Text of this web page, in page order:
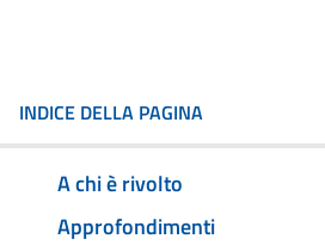
INDICE DELLA PAGINA
A chi è rivolto
Approfondimenti